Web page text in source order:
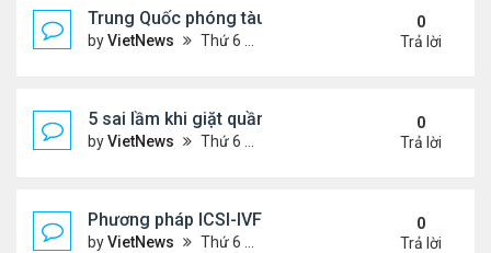
Trung Quốc phóng tàu vũ trụ tái sử dụng bí ẩn
byVietNews Thứ 6 Tháng 8 05, 2022 2:24 pm
0
Trả lời
5 sai lầm khi giặt quần áo
byVietNews Thứ 6 Tháng 8 05, 2022 2:21 pm
0
Trả lời
Phương pháp ICSI-IVF điều trị vô sinh nam nặng
byVietNews Thứ 6 Tháng 8 05, 2022 12:24 pm
0
Trả lời